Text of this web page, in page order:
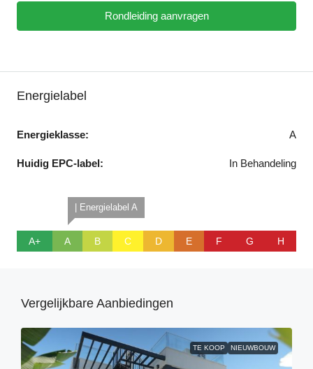
Rondleiding aanvragen
Energielabel
Energieklasse: A
Huidig EPC-label: In Behandeling
A+
| Energielabel A
A B C D E F G H
Vergelijkbare Aanbiedingen
TE KOOP NIEUWBOUW